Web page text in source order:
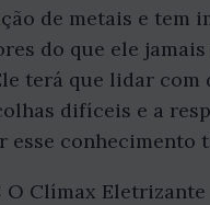
de metais e tem
do que ele
terá que lidar com
difíceis e a
esse conhecimento
O Clímax Eletrizante